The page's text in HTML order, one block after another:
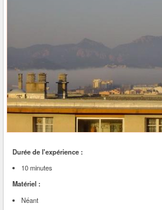
Durée de l'expérience :
10 minutes
Matériel :
Néant